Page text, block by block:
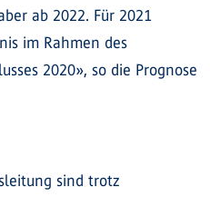
ab 2022. Für 2021
im Rahmen des
2020», so die Prognose
sind trotz